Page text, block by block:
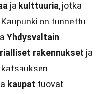
ja kulttuuria, jotka
on tunnettu
Yhdysvaltain
rakennukset ja
kaupat tuovat